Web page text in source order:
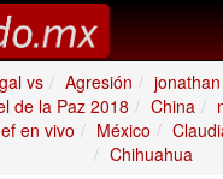
vs
Agresión
de la Paz 2018
China
en vivo
México
Chihuahua